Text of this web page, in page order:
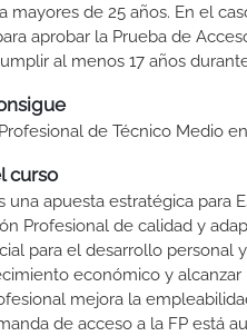
mayores de 25 años. En el
aprobar la Prueba de
al menos 17 años
de Técnico Medio
curso
una apuesta estratégica para
Profesional de calidad y
para el desarrollo personal
económico y
mejora la
de acceso a la FP está